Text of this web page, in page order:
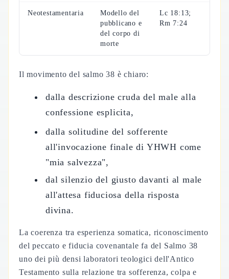
Neotestamentaria
Modello del
pubblicano e
del corpo di
morte
Lc 18:13;
Rm 7:24
Il movimento del salmo 38 è chiaro:
dalla descrizione cruda del male alla
confessione esplicita,
dalla solitudine del sofferente
all'invocazione finale di YHWH come
"mia salvezza",
dal silenzio del giusto davanti al male
all'attesa fiduciosa della risposta
divina.
La coerenza tra esperienza somatica, riconoscimento
del peccato e fiducia covenantale fa del Salmo 38
uno dei più densi laboratori teologici dell'Antico
Testamento sulla relazione tra sofferenza, colpa e